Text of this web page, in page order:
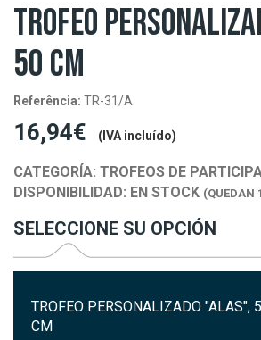
TROFEO
50 CM
Referência: TR-31/A
16,94€ (IVA incluído)
CATEGORÍA: TROFEOS DE
DISPONIBILIDAD: EN STOCK (QUEDAN
SELECCIONE SU OPCIÓN
TROFEO PERSONALIZADO "ALAS",
CM